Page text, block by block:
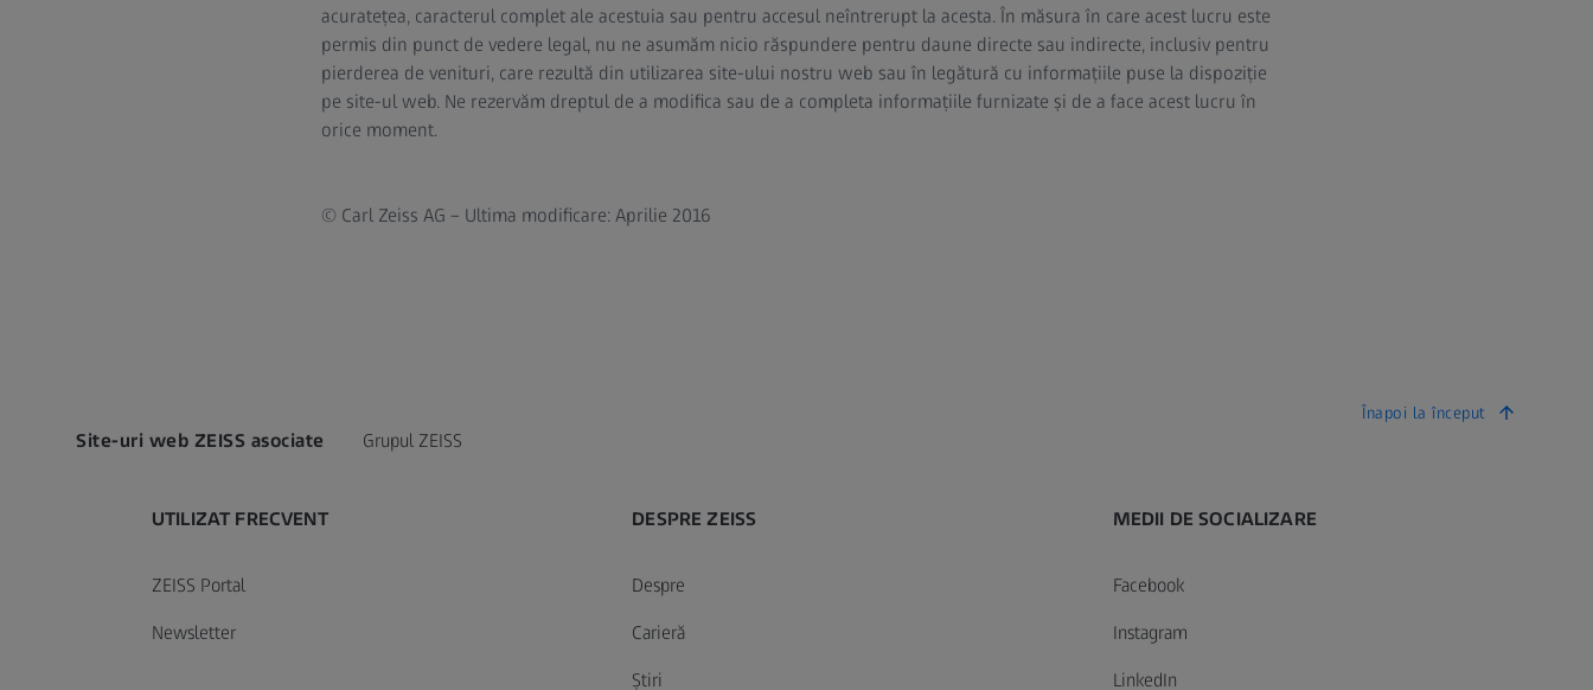
acuratețea, caracterul complet ale acestuia sau pentru accesul neîntrerupt la acesta. În măsura în care acest lucru este
permis din punct de vedere legal, nu ne asumăm nicio răspundere pentru daune directe sau indirecte, inclusiv pentru
pierderea de venituri, care rezultă din utilizarea site-ului nostru web sau în legătură cu informațiile puse la dispoziție
pe site-ul web. Ne rezervăm dreptul de a modifica sau de a completa informațiile furnizate și de a face acest lucru în
orice moment.
© Carl Zeiss AG – Ultima modificare: Aprilie 2016
Înapoi la început
Site-uri web ZEISS asociate Grupul ZEISS
UTILIZAT FRECVENT
ZEISS Portal
Newsletter
DESPRE ZEISS
Despre
Carieră
Știri
MEDII DE SOCIALIZARE
Facebook
Instagram
LinkedIn